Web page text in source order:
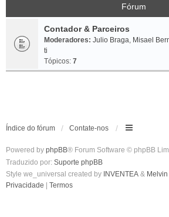
Fórum
Contador & Parceiros
Moderadores: Julio Braga, Misael
ti
Tópicos: 7
Índice do fórum Contate-nos
Powered by phpBB® Forum Software © phpBB
Traduzido por: Suporte phpBB
Style we_universal created by INVENTEA &
Privacidade
Termos